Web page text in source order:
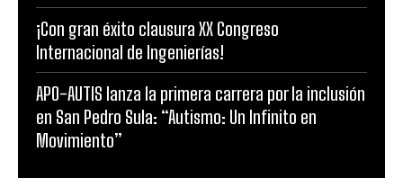
¡Con gran éxito clausura XX Congreso
Internacional de Ingenierías!
APO-AUTIS lanza la primera carrera por la inclusión
en San Pedro Sula: “Autismo: Un Infinito en
Movimiento”